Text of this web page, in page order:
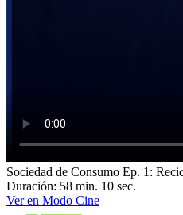
Sociedad de Consumo Ep. 1:
Duración: 58 min. 10 sec.
Ver en Modo Cine